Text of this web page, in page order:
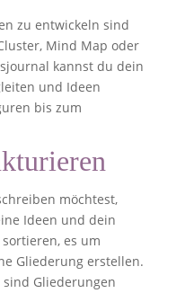
zu entwickeln sind
Mind Map oder
kannst du dein
und Ideen
bis zum
möchtest,
Ideen und dein
es um
Gliederung erstellen.
Gliederungen